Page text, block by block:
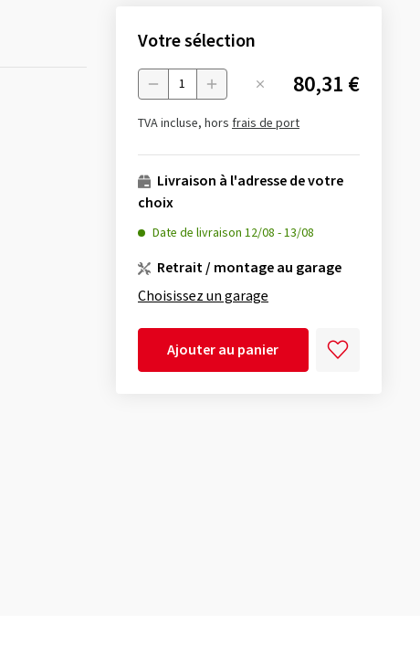
Votre sélection
Menge 80,31 €
TVA incluse, hors frais de port
Livraison à l'adresse de votre
choix
Date de livraison 12/08 -13/08
Retrait / montage au garage
Choisissez un garage
Ajouter au panier